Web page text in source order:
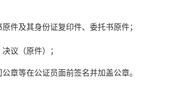
件及其身份证复印件、委托书原件；
议（原件）；
章等在公证员面前签名并加盖公章。